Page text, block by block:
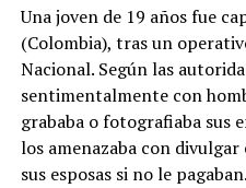
Comparte esto:
Facebook
Una joven de 19 años fue
(Colombia), tras un
Nacional. Según las
sentimentalmente con
grababa o fotografiaba sus
los amenazaba con
sus esposas si no le pagaban.